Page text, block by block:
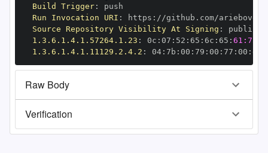
Build Trigger:
Run Invocation URI : https :
Source Repository Visibility At Signing :
1.3.6.1.4.1.57264.1.23 : 0c : 07 : 52 : 65 : 6c : 65 :
1.3.6.1.4.1.11129.2.4.2 : 04: 7b : 00 : 79 : 00 : 77 : 00 : dd
Raw Body
Verification